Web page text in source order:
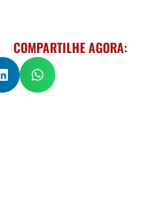
COMPARTILHE AGORA: